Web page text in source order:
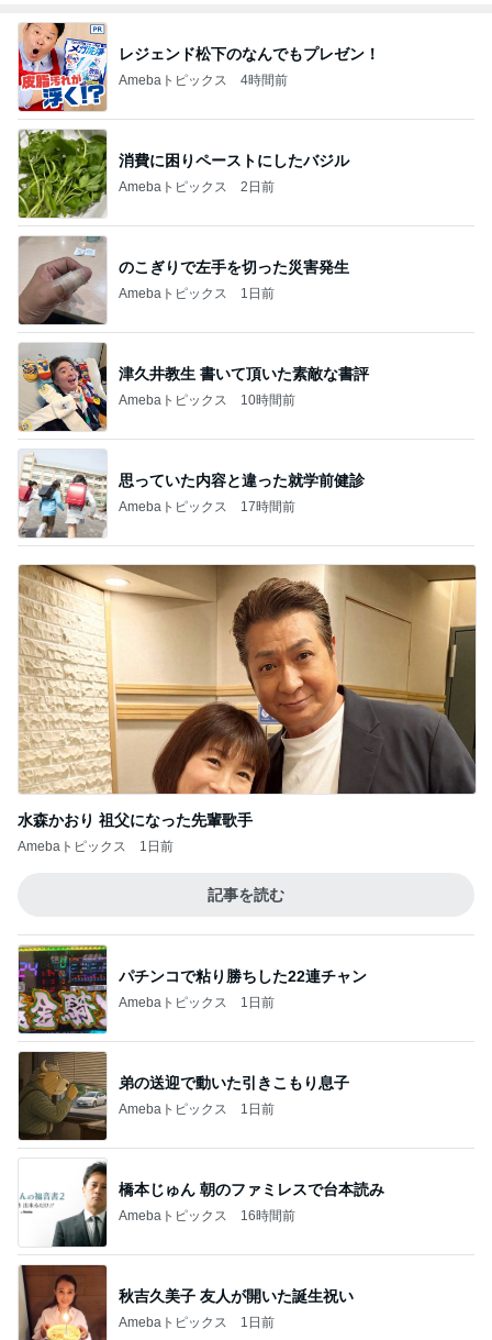
レジェンド松下のなんでもプレゼン！
Amebaトピックス 4時間前
消費に困りペーストにしたバジル
Amebaトピックス 2日前
のこぎりで左手を切った災害発生
Amebaトピックス 1日前
津久井教生 書いて頂いた素敵な書評
Amebaトピックス 10時間前
思っていた内容と違った就学前健診
Amebaトピックス 17時間前
水森かおり 祖父になった先輩歌手
Amebaトピックス 1日前
記事を読む
パチンコで粘り勝ちした22連チャン
Amebaトピックス 1日前
弟の送迎で動いた引きこもり息子
Amebaトピックス 1日前
橋本じゅん 朝のファミレスで台本読み
Amebaトピックス 16時間前
秋吉久美子 友人が開いた誕生祝い
Amebaトピックス 1日前